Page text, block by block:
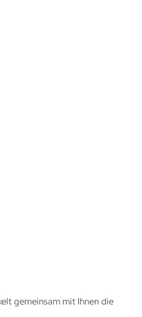
gemeinsam mit Ihnen die